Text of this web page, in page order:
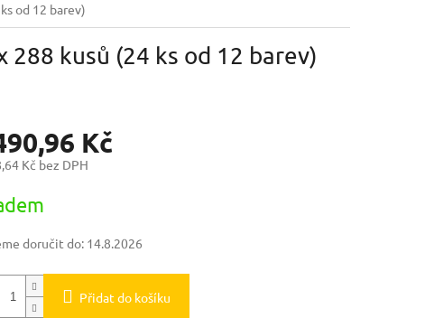
od 12 barev)
kusů (24 ks od 12 barev)
Kč
Kč bez DPH
doručit do: 14.8.2026
Přidat do košíku